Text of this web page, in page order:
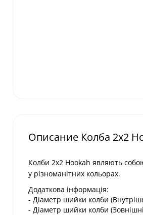
Описание Колба 2х2
Колби 2х2 Hookah являють
у різноманітних кольорах.
Додаткова інформація:
- Діаметр шийки колби
- Діаметр шийки колби